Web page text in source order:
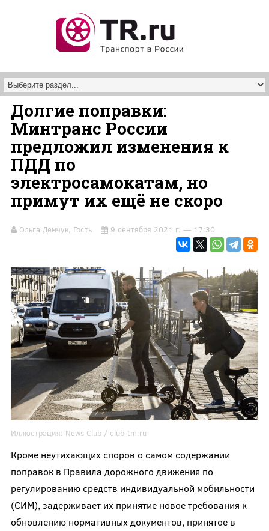
Долгие поправки:
Минтранс России
предложил изменения к
ПДД по
электросамокатам, но
примут их ещё не скоро
Ольга Демчук, Гость 9 сентября 2021 г. — 17:30
Иллюстрация: News Club / club-tm.ru
Кроме неутихающих споров о самом содержании
поправок в Правила дорожного движения по
регулированию средств индивидуальной мобильности
(СИМ), задерживает их принятие новое требования к
обновлению нормативных документов, принятое в